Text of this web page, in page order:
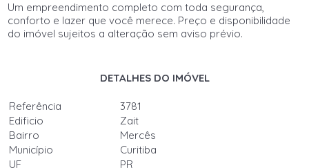
Um empreendimento completo com toda segurança,
conforto e lazer que você merece. Preço e disponibilidade
do imóvel sujeitos a alteração sem aviso prévio.
DETALHES DO IMÓVEL
Referência
3781
Edificio
Zait
Bairro
Mercês
Município
Curitiba
UF
PR